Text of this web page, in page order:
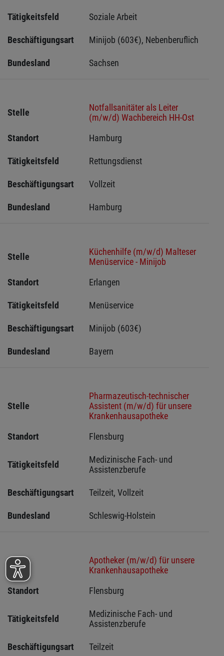
Tätigkeitsfeld Soziale Arbeit
Beschäftigungsart Minijob (603€), Nebenberuflich
Bundesland Sachsen
Stelle
Notfallsanitäter als Leiter
(m/w/d) Wachbereich HH-Ost
Standort
Hamburg
Tätigkeitsfeld Rettungsdienst
Beschäftigungsart Vollzeit
Bundesland Hamburg
Stelle
Küchenhilfe (m/w/d) Malteser
Menüservice - Minijob
Standort
Erlangen
Tätigkeitsfeld Menüservice
Beschäftigungsart Minijob (603€)
Bundesland Bayern
Stelle
Pharmazeutisch-technischer
Assistent (m/w/d) für unsere
Krankenhausapotheke
Standort
Flensburg
Tätigkeitsfeld
Medizinische Fach- und
Assistenzberufe
Beschäftigungsart Teilzeit, Vollzeit
Bundesland Schleswig-Holstein
Stelle
Apotheker (m/w/d) für unsere
Krankenhausapotheke
Standort
Flensburg
Tätigkeitsfeld
Medizinische Fach- und
Assistenzberufe
Beschäftigungsart Teilzeit